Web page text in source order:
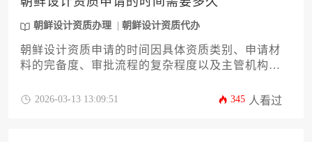
朝鲜设计资质办理 朝鲜设计资质代办
朝鲜设计资质申请的时间因具体资质类别、申请材
料的完备度、审批流程的复杂程度以及主管机构的
周期可能需要数月乃至更长的时间。申请者需全面
2026-03-13 13:09:51 345 人看过